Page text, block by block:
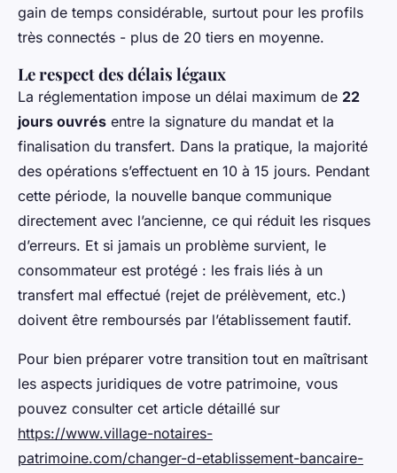
gain de temps considérable, surtout pour les profils
très connectés - plus de 20 tiers en moyenne.
Le respect des délais légaux
La réglementation impose un délai maximum de 22
jours ouvrés entre la signature du mandat et la
finalisation du transfert. Dans la pratique, la majorité
des opérations s’effectuent en 10 à 15 jours. Pendant
cette période, la nouvelle banque communique
directement avec l’ancienne, ce qui réduit les risques
d’erreurs. Et si jamais un problème survient, le
consommateur est protégé : les frais liés à un
transfert mal effectué (rejet de prélèvement, etc.)
doivent être remboursés par l’établissement fautif.
Pour bien préparer votre transition tout en maîtrisant
les aspects juridiques de votre patrimoine, vous
pouvez consulter cet article détaillé sur
https://www.village-notaires-
patrimoine.com/changer-d-etablissement-bancaire-